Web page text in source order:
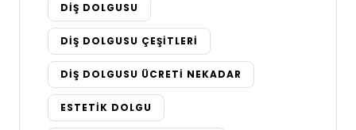
DIŞ DOLGUSU
DIŞ DOLGUSU ÇEŞITLERI
DIŞ DOLGUSU ÜCRETI NEKADAR
ESTETIK DOLGU